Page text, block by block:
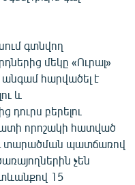
գտնվող
մեկը «Ուրալ»
անգամ հարվածել է
և
բերելու
որոշակի հատված
տարածման պատճառով
չեն
15